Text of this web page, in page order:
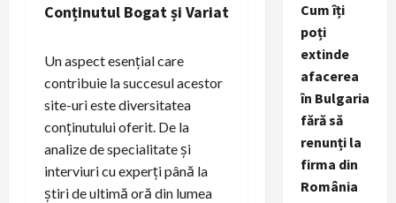
Conținutul Bogat și Variat
Un aspect esențial care
contribuie la succesul acestor
site-uri este diversitatea
conținutului oferit. De la
analize de specialitate și
interviuri cu experți până la
știri de ultimă oră din lumea
Cum îți
poți
extinde
afacerea
în Bulgaria
fără să
renunți la
firma din
România